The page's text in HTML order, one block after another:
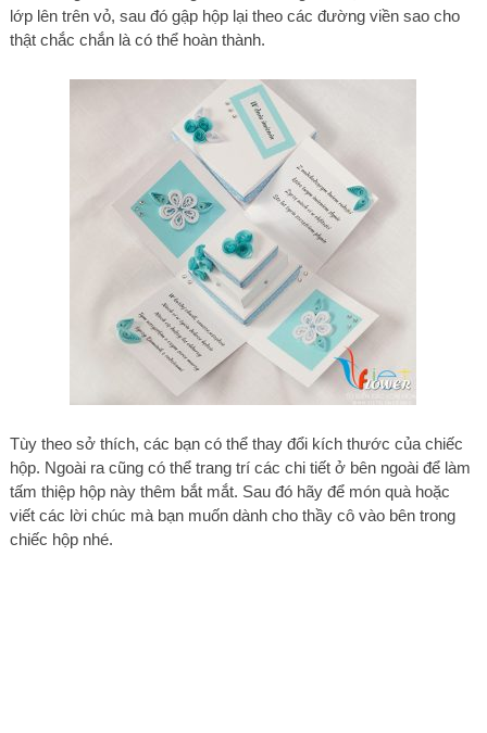
lớp lên trên vỏ, sau đó gập hộp lại theo các đường viền sao cho
thật chắc chắn là có thể hoàn thành.
Tùy theo sở thích, các bạn có thể thay đổi kích thước của chiếc
hộp. Ngoài ra cũng có thể trang trí các chi tiết ở bên ngoài để làm
tấm thiệp hộp này thêm bắt mắt. Sau đó hãy để món quà hoặc
viết các lời chúc mà bạn muốn dành cho thầy cô vào bên trong
chiếc hộp nhé.